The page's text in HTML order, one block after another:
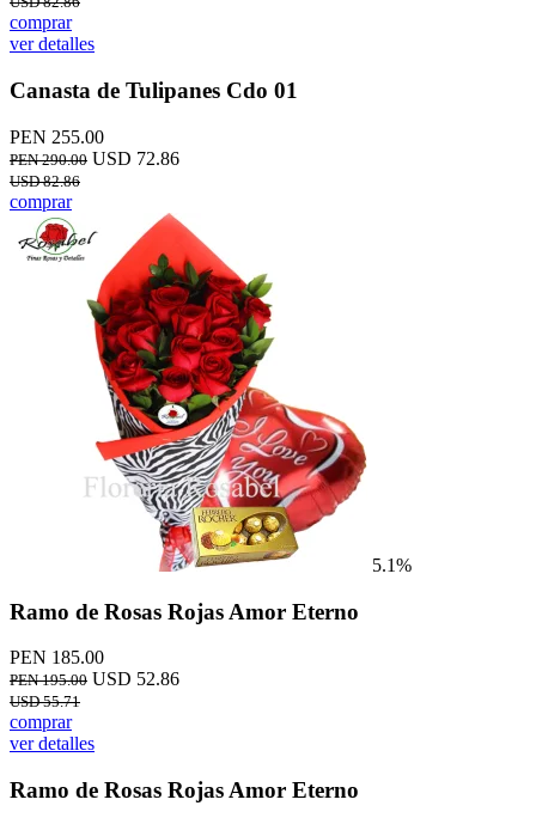
comprar
ver detalles
Canasta de Tulipanes Cdo 01
PEN 255.00
PEN 290.00 USD 72.86
USD 82.86
comprar
5.1%
Ramo de Rosas Rojas Amor Eterno
PEN 185.00
PEN 195.00 USD 52.86
USD 55.71
comprar
ver detalles
Ramo de Rosas Rojas Amor Eterno